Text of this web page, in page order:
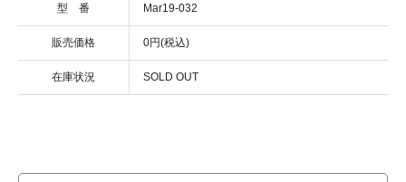
型 番 Mar19-032
販売価格 0円(税込)
在庫状況 SOLD OUT